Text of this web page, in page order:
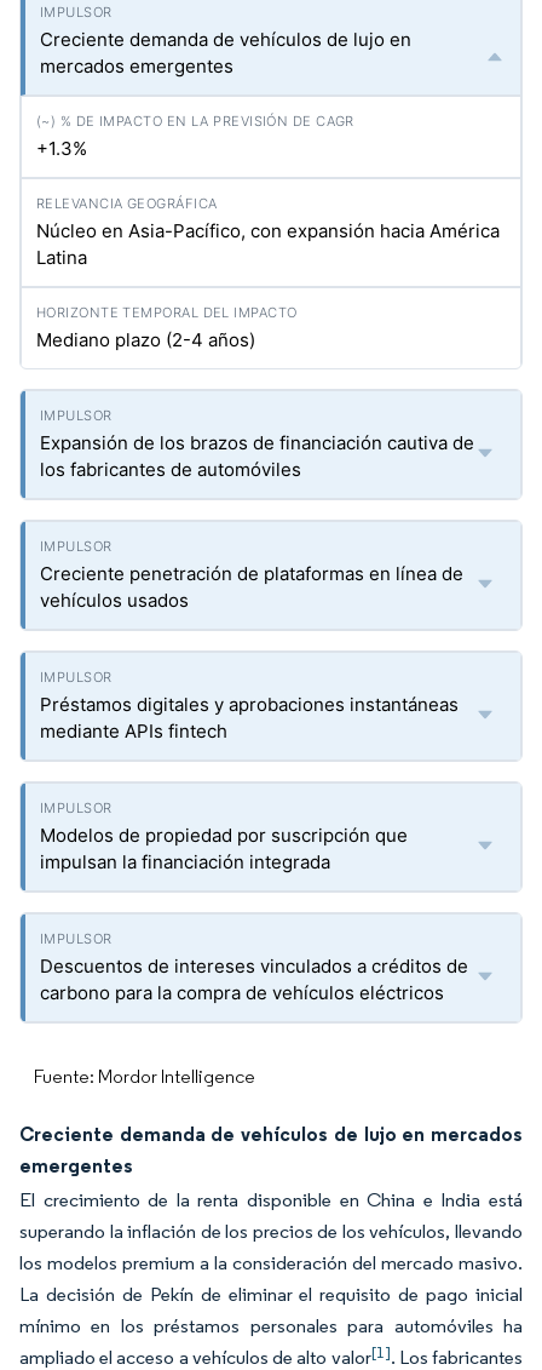
Creciente demanda de vehículos de lujo en
mercados emergentes
+1.3%
Núcleo en Asia-Pacífico, con expansión hacia América
Latina
Mediano plazo (2-4 años)
Expansión de los brazos de financiación cautiva de
los fabricantes de automóviles
Creciente penetración de plataformas en línea de
vehículos usados
Préstamos digitales y aprobaciones instantáneas
mediante APIs fintech
Modelos de propiedad por suscripción que
impulsan la financiación integrada
Descuentos de intereses vinculados a créditos de
carbono para la compra de vehículos eléctricos
Fuente: Mordor Intelligence
Creciente demanda de vehículos de lujo en mercados
emergentes
El crecimiento de la renta disponible en China e India está
superando la inflación de los precios de los vehículos, llevando
los modelos premium a la consideración del mercado masivo.
La decisión de Pekín de eliminar el requisito de pago inicial
mínimo en los préstamos personales para automóviles ha
ampliado el acceso a vehículos de alto valor[1]. Los fabricantes